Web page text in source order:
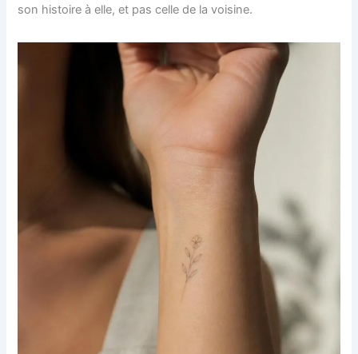
son histoire à elle, et pas celle de la voisine.